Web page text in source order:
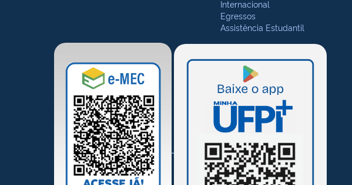
Internacional
Egressos
Assistência Estudantil